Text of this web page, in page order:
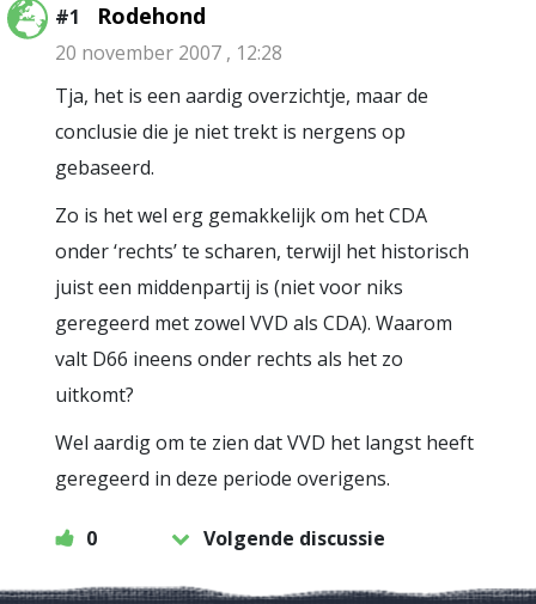
#1 Rodehond
20 november 2007 , 12:28
Tja, het is een aardig overzichtje, maar de
conclusie die je niet trekt is nergens op
gebaseerd.
Zo is het wel erg gemakkelijk om het CDA
onder ‘rechts’ te scharen, terwijl het historisch
juist een middenpartij is (niet voor niks
geregeerd met zowel VVD als CDA). Waarom
valt D66 ineens onder rechts als het zo
uitkomt?
Wel aardig om te zien dat VVD het langst heeft
geregeerd in deze periode overigens.
0 Volgende discussie